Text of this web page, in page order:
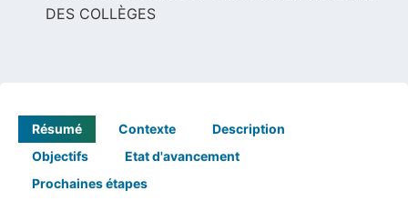
DES COLLÈGES
Résumé Contexte
Description
Objectifs
Etat d'avancement
Prochaines étapes